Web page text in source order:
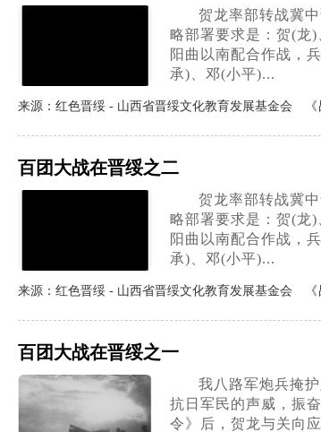
贺龙率部转战冀
略部署要求是：贺(龙
阳曲以南配合作战，
承)、邓(小平)...
来源：红色晋绥 - 山西省晋绥文化教育发展基金会 《
百团大战在晋绥之二
贺龙率部转战冀
略部署要求是：贺(龙
阳曲以南配合作战，
承)、邓(小平)...
来源：红色晋绥 - 山西省晋绥文化教育发展基金会 《
百团大战在晋绥之一
我八路军炮兵掩
抗日军民的声威，振
令》后，贺龙与关向